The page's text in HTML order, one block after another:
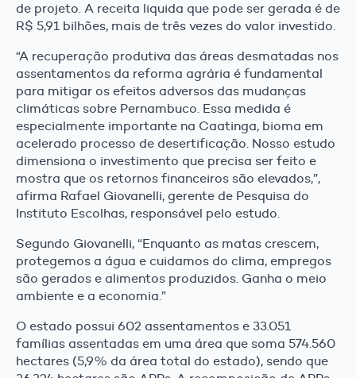
de projeto. A receita liquida que pode ser gerada é de
R$ 5,91 bilhões, mais de três vezes do valor investido.
“A recuperação produtiva das áreas desmatadas nos
assentamentos da reforma agrária é fundamental
para mitigar os efeitos adversos das mudanças
climáticas sobre Pernambuco. Essa medida é
especialmente importante na Caatinga, bioma em
acelerado processo de desertificação. Nosso estudo
dimensiona o investimento que precisa ser feito e
mostra que os retornos financeiros são elevados,”,
afirma Rafael Giovanelli, gerente de Pesquisa do
Instituto Escolhas, responsável pelo estudo.
Segundo Giovanelli, “Enquanto as matas crescem,
protegemos a água e cuidamos do clima, empregos
são gerados e alimentos produzidos. Ganha o meio
ambiente e a economia.”
O estado possui 602 assentamentos e 33.051
famílias assentadas em uma área que soma 574.560
hectares (5,9% da área total do estado), sendo que